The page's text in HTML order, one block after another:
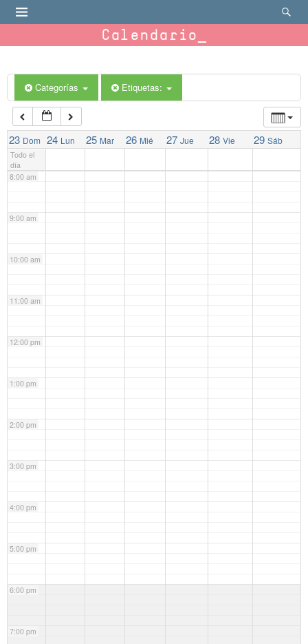
Calendario
Categorías Etiquetas:
23 Dom 24 Lun 25 Mar 26 Mié 27 Jue 28 Vie 29 Sáb
Todo el
día
4:00 am
6:00 am
7:00 am
8:00 am
9:00 am
10:00 am
11:00 am
12:00 pm
1:00 pm
2:00 pm
3:00 pm
4:00 pm
5:00 pm
6:00 pm
7:00 pm